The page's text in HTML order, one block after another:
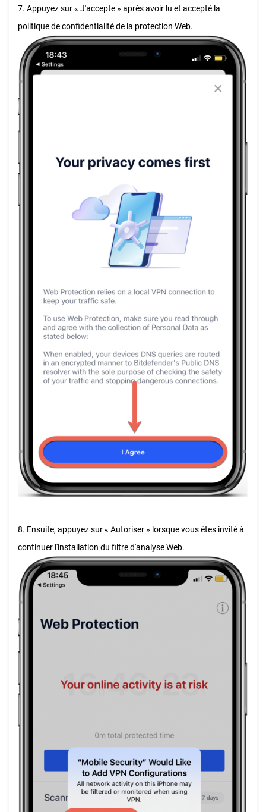
7. Appuyez sur « J'accepte » après avoir lu et accepté la
politique de confidentialité de la protection Web.
8. Ensuite, appuyez sur « Autoriser » lorsque vous êtes invité à
continuer l'installation du filtre d'analyse Web.